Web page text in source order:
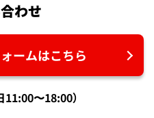
わせ
ームはこちら
〜18:00）